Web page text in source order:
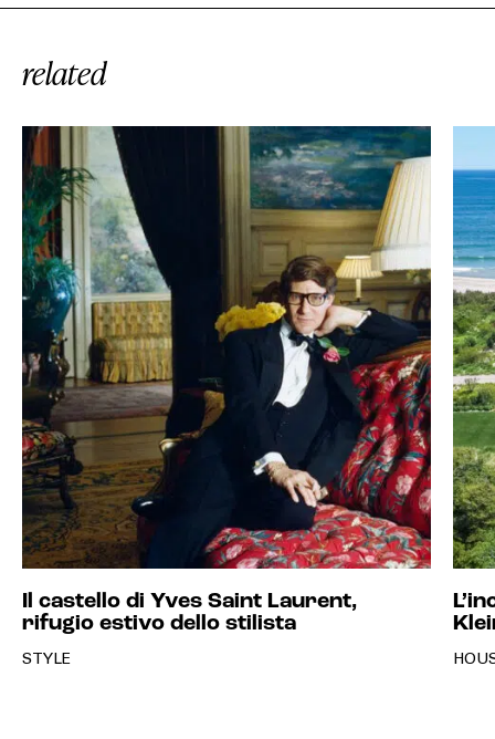
related
Il castello di Yves Saint Laurent,
rifugio estivo dello stilista
STYLE